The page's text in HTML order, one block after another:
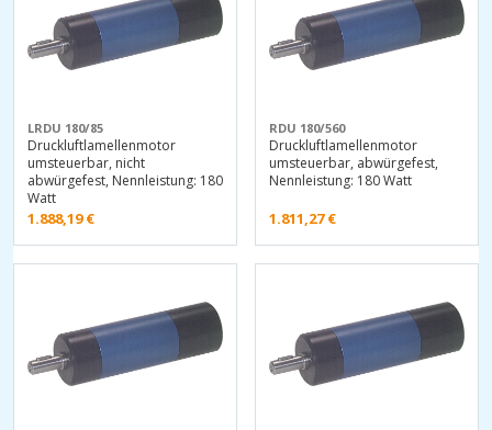
LRDU 180/85
Druckluftlamellenmotor
umsteuerbar, nicht
abwürgefest, Nennleistung: 180
Watt
1.888,19€
RDU 180/560
Druckluftlamellenmotor
umsteuerbar, abwürgefest,
Nennleistung: 180 Watt
1.811,27€